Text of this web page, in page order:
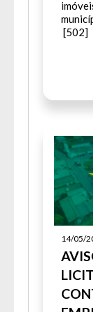
[502]
14/05/